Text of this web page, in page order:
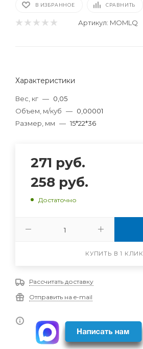
В ИЗБРАННОЕ СРАВНИТЬ
Артикул: MOMLQ
Характеристики
Вес, кг — 0,05
Объем, м/куб — 0,00001
Размер, мм — 15*22*36
271 руб.
258 руб.
Достаточно
КУПИТЬ В 1 КЛИК
Рассчитать доставку
Отправить на e-mail